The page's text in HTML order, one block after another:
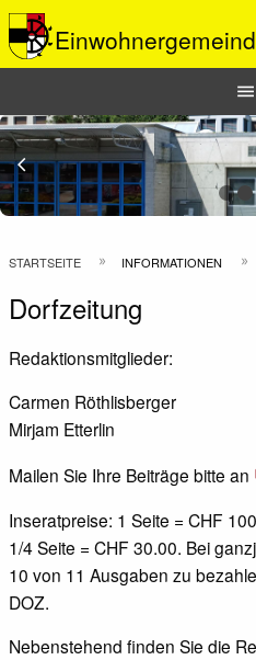
Top
Bar
menu
Previous
arrow_back_ios
Pfadnavigation
STARTSEITE INFORMATIONEN
Dorfzeitung
Redaktionsmitglieder:
Carmen Röthlisberger
Mirjam Etterlin
Mailen Sie Ihre Beiträge bitte an
Inseratpreise: 1 Seite = CHF
1/4 Seite = CHF 30.00. Bei
10 von 11 Ausgaben zu
DOZ.
Nebenstehend finden Sie die